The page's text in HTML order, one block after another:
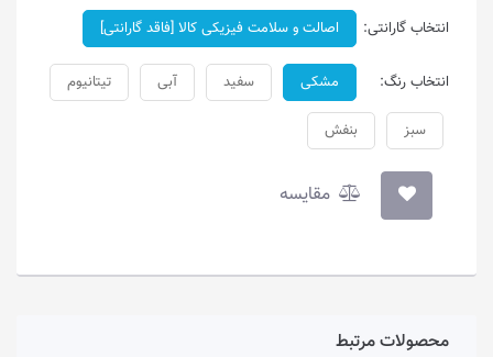
انتخاب گارانتی: اصالت و سلامت فیزیکی کالا [فاقد گارانتی]
انتخاب رنگ: مشکی سفید آبی تیتانیوم
سبز بنفش
مقایسه
محصولات مرتبط